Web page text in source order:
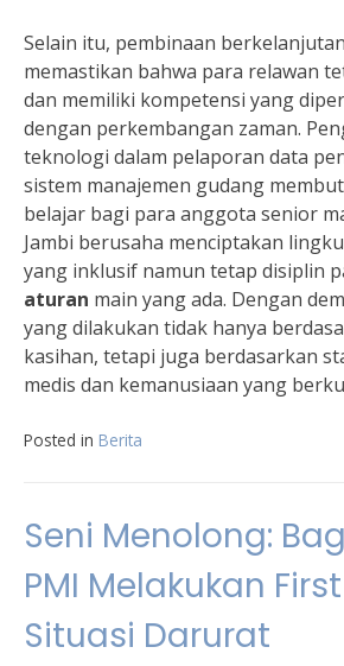
Selain itu, pembinaan
memastikan bahwa para relawan
dan memiliki kompetensi yang
dengan perkembangan zaman.
teknologi dalam pelaporan data
sistem manajemen gudang
belajar bagi para anggota senior
Jambi berusaha menciptakan
yang inklusif namun tetap disiplin
aturan main yang ada. Dengan
yang dilakukan tidak hanya
kasihan, tetapi juga berdasarkan
medis dan kemanusiaan yang
Posted in Berita
Seni Menolong:
PMI Melakukan
Situasi Darurat